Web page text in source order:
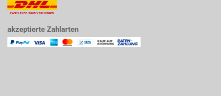
akzeptierte Zahlarten